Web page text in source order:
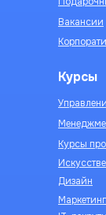
Курсы
Вакансии
Маркетинг
Дизайн
Курсы